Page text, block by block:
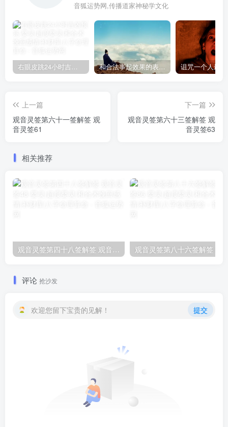
音狐运势网,传播道家神秘学文化
右眼皮跳24小时吉凶预兆 和合法事起效果的表现，出现这些就要留意了
上一篇
观音灵签第六十一签解签 观
音灵签61
下一篇
观音灵签第六十三签解签 观
音灵签63
相关推荐
观音灵签第四十八签解签 观音灵签48
评论 抢沙发
欢迎您留下宝贵的见解！ 提交